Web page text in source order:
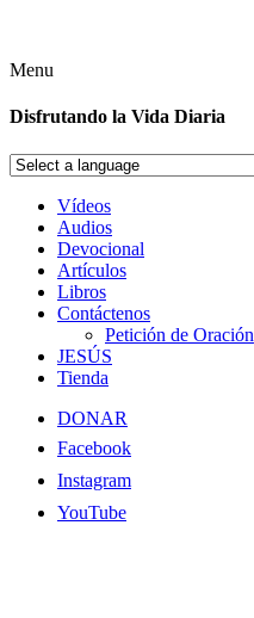
Menu
Disfrutando la Vida Diaria
Vídeos
Audios
Devocional
Artículos
Libros
Contáctenos
Petición de Oración
JESÚS
Tienda
DONAR
Facebook
Instagram
YouTube